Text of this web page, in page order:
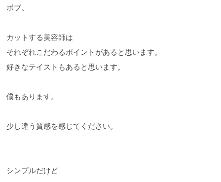
ボブ。
カットする美容師は
それぞれこだわるポイントがあると思います。
好きなテイストもあると思います。
僕もあります。
少し違う質感を感じてください。
シンプルだけど